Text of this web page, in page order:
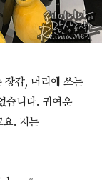
장갑, 머리에 쓰는
습니다. 귀여운
요. 저는